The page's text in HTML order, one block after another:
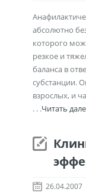
абсолютно
которого
резкое и
баланса в
субстанции.
взрослых, и
. . .Читать
26.04.2007